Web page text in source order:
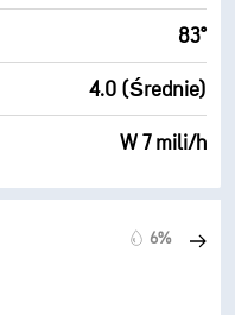
83°
4.0 (Średnie)
W 7 mili/h
6%